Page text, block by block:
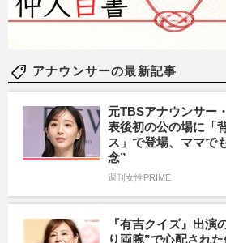
アナウンサーの最新記事
元TBSアナウンサー
表後初の公の場に「
ス」で登場、ママで
念”
週刊女性PRIME
『有吉クイズ』出演
り両腕”で心配され